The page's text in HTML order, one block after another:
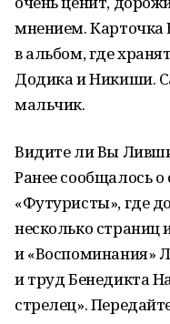
мнением.
в альбом, где
Додика и Никиши.
мальчик.
Видите ли Вы
Ранее сообщалось
«Футуристы», где
несколько страниц
и «Воспоминания»
и труд Бенедикта
стрелец».